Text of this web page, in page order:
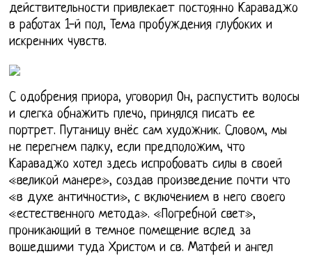
действительности привлекает постоянно Караваджо
в работах 1-й пол, Тема пробуждения глубоких и
искренних чувств.
С одобрения приора, уговорил Он, распустить волосы
и слегка обнажить плечо, принялся писать ее
портрет. Путаницу внёс сам художник. Словом, мы
не перегнем палку, если предположим, что
Караваджо хотел здесь испробовать силы в своей
«великой манере», создав произведение почти что
«в духе античности», с включением в него своего
«естественного метода». «Погребной свет»,
проникающий в темное помещение вслед за
вошедшими туда Христом и св. Матфей и ангел